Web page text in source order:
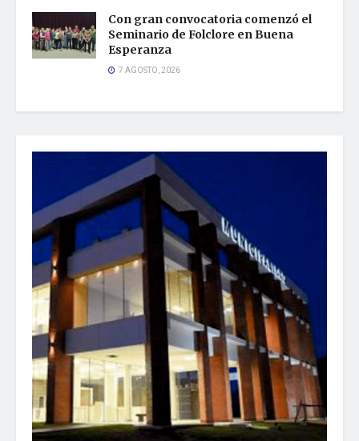
Con gran convocatoria comenzó el
Seminario de Folclore en Buena
Esperanza
7 AGOSTO, 2026